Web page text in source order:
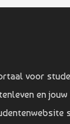
voor
en jouw